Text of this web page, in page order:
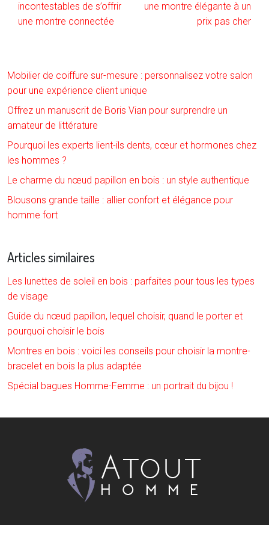
incontestables de s’offrir
une montre connectée
une montre élégante à un
prix pas cher
Mobilier de coiffure sur-mesure : personnalisez votre salon
pour une expérience client unique
Offrez un manuscrit de Boris Vian pour surprendre un
amateur de littérature
Pourquoi les experts lient-ils dents, cœur et hormones chez
les hommes ?
Le charme du nœud papillon en bois : un style authentique
Blousons grande taille : allier confort et élégance pour
homme fort
Articles similaires
Les lunettes de soleil en bois : parfaites pour tous les types
de visage
Guide du nœud papillon, lequel choisir, quand le porter et
pourquoi choisir le bois
Montres en bois : voici les conseils pour choisir la montre-
bracelet en bois la plus adaptée
Spécial bagues Homme-Femme : un portrait du bijou !